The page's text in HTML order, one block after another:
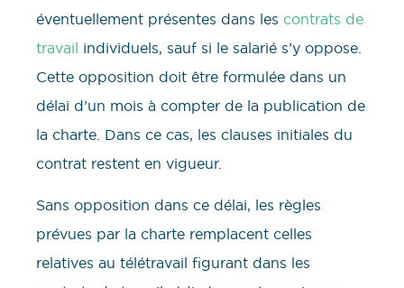
éventuellement présentes dans les contrats de
travail individuels, sauf si le salarié s’y oppose.
Cette opposition doit être formulée dans un
délai d’un mois à compter de la publication de
la charte. Dans ce cas, les clauses initiales du
contrat restent en vigueur.
Sans opposition dans ce délai, les règles
prévues par la charte remplacent celles
relatives au télétravail figurant dans les